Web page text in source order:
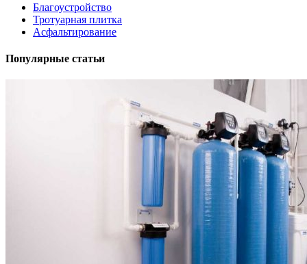
Благоустройство
Тротуарная плитка
Асфальтирование
Популярные статьи